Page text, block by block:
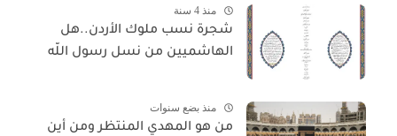
منذ 4 سنة
شجرة نسب ملوك الأردن..هل
الهاشميين من نسل رسول اللّه
منذ بضع سنوات
من هو المهدي المنتظر ومن أين